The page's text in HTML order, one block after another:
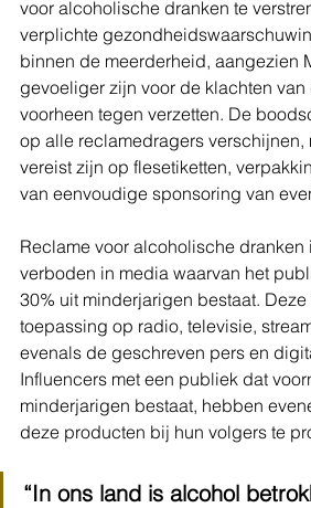
voor alcoholische dranken te
verplichte
binnen de meerderheid, aangezien
gevoeliger zijn voor de klachten
voorheen tegen verzetten. De
op alle reclamedragers verschijnen,
vereist zijn op flesetiketten,
van eenvoudige sponsoring van
Reclame voor alcoholische dranken
verboden in media waarvan het
30% uit minderjarigen bestaat.
toepassing op radio, televisie,
evenals de geschreven pers en
Influencers met een publiek dat
minderjarigen bestaat, hebben
deze producten bij hun volgers te
“In ons land is alcohol